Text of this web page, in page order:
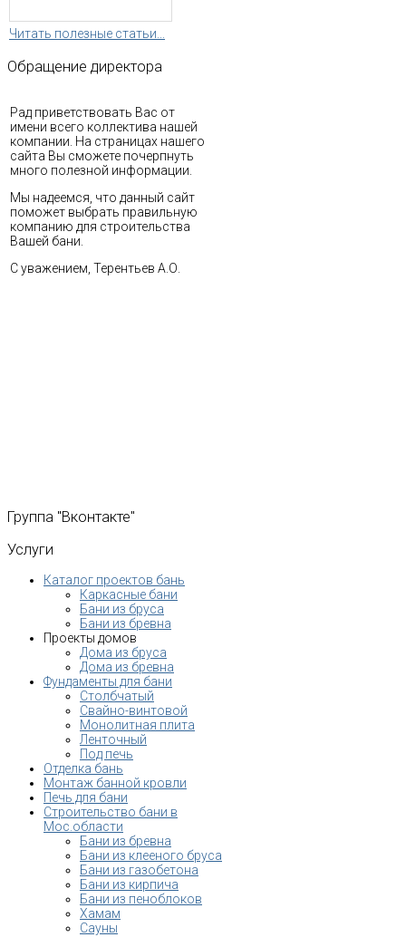
Читать полезные статьи...
Обращение директора
Рад приветствовать Вас от
имени всего коллектива нашей
компании. На страницах нашего
сайта Вы сможете почерпнуть
много полезной информации.
Мы надеемся, что данный сайт
поможет выбрать правильную
компанию для строительства
Вашей бани.
С уважением, Терентьев А.О.
Группа "Вконтакте"
Услуги
Каталог проектов бань
Каркасные бани
Бани из бруса
Бани из бревна
Проекты домов
Дома из бруса
Дома из бревна
Фундаменты для бани
Столбчатый
Свайно-винтовой
Монолитная плита
Ленточный
Под печь
Отделка бань
Монтаж банной кровли
Печь для бани
Строительство бани в
Мос.области
Бани из бревна
Бани из клееного бруса
Бани из газобетона
Бани из кирпича
Бани из пеноблоков
Хамам
Сауны